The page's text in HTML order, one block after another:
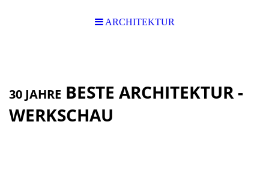
ARCHITEKTUR
30 JAHRE BESTE ARCHITEKTUR -
WERKSCHAU